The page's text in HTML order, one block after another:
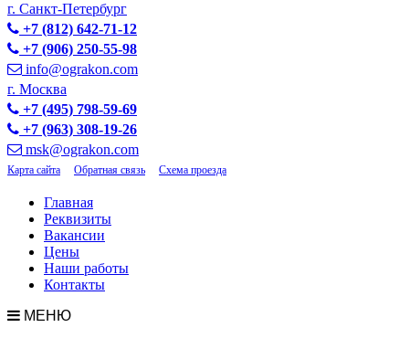
г. Санкт-Петербург
+7 (812) 642-71-12
+7 (906) 250-55-98
info@ograkon.com
г. Москва
+7 (495) 798-59-69
+7 (963) 308-19-26
msk@ograkon.com
Карта сайта Обратная связь Схема проезда
Главная
Реквизиты
Вакансии
Цены
Наши работы
Контакты
МЕНЮ